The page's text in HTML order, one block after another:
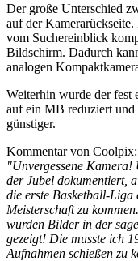
Der große Unterschied
auf der
vom Suchereinblick
Bildschirm. Dadurch
analogen
Weiterhin wurde der fest
auf ein MB reduziert und
günstiger.
Kommentar von Coolpix:
"Unvergessene Kamera!
der Jubel dokumentiert,
die erste Basketball-Liga
Meisterschaft zu
wurden Bilder in der
gezeigt! Die musste ich
Aufnahmen schießen zu